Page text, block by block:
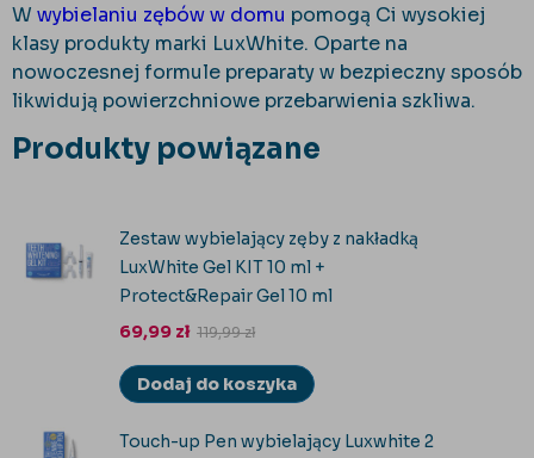
W wybielaniu zębów w domu pomogą Ci wysokiej
klasy produkty marki LuxWhite. Oparte na
nowoczesnej formule preparaty w bezpieczny sposób
likwidują powierzchniowe przebarwienia szkliwa.
Produkty powiązane
Zestaw wybielający zęby z nakładką
LuxWhite Gel KIT 10 ml +
Protect&Repair Gel 10 ml
69,99 zł 119,99zł
Dodaj do koszyka
Touch-up Pen wybielający Luxwhite 2